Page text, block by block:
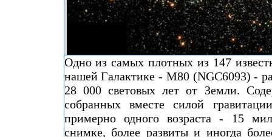
Одно из самых плотных из 147
нашей Галактике - M80 (NGC6093) -
28 000 световых лет от Земли.
собранных вместе силой
примерно одного возраста - 15
снимке, более развиты и иногда